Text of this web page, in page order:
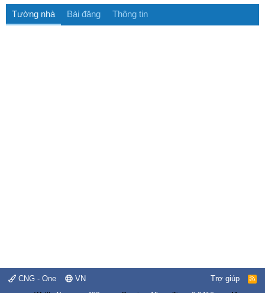
Tường nhà Bài đăng Thông tin
CNG - One VN Trợ giúp
R